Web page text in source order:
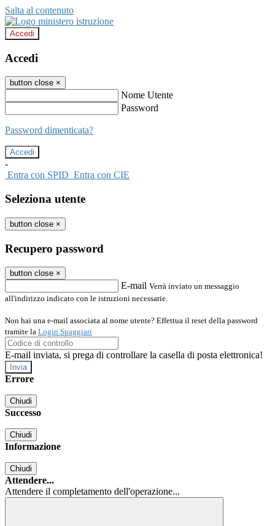
Salta al contenuto
Accedi
Accedi
button close ×
Nome Utente
Password
Password dimenticata?
-
Entra con SPID Entra con CIE
Seleziona utente
button close ×
Recupero password
button close ×
E-mail Verrà inviato un messaggio
all'indirizzo indicato con le istruzioni necessarie.
Non hai una e-mail associata al nome utente? Effettua il reset della password
tramite la Login Spaggiari
E-mail inviata, si prega di controllare la casella di posta elettronica!
Errore
Chiudi
Successo
Chiudi
Informazione
Chiudi
Attendere...
Attendere il completamento dell'operazione...